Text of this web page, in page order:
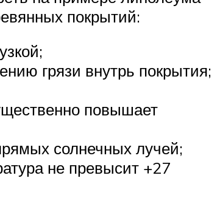
покрытий:
грязи внутрь покрытия;
повышает
солнечных лучей;
не превысит +27